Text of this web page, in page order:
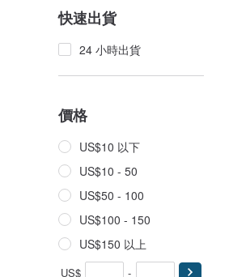
快速出貨
24 小時出貨
價格
US$10 以下
US$10 - 50
US$50 - 100
US$100 - 150
US$150 以上
US$ -